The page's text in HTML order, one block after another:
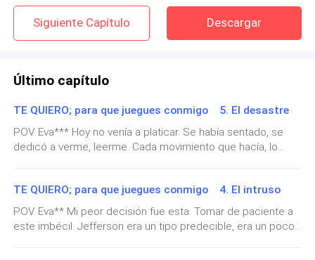
— Estoy demasiado nerviosa, nunca pensé que
estaríamos aquí —la brisa era fría. Y la voz cálida de
Naomi lo contrarestraba.
— Hagamos nuestro trabajo bien, somos
estará bien, Nam —respondí con franqueza.
Naomi James era una vieja compañera de universidad.
era tan buen como me veía. Aunque aún asi le tenía
algunos secretos.
Siguiente Capítulo Descargar
Último capítulo
TE QUIERO; para que juegues conmigo 5. El desastre
POV Eva*** Hoy no venía a platicar. Se había sentado, se
dedicó a verme, leerme. Cada movimiento que hacía, lo
pregunté en medio de un largo silencio — Pruebame Lo
observé directo a los ojos. No estaba aquí para jugar,
aunque mis sueños me hayan traicionado. Tengo que
confirmar el diagnóstico que se le ha otorgado. — ¿Alguna
TE QUIERO; para que juegues conmigo 4. El intruso
POV Eva** Mi peor decisión fue esta. Tomar de paciente a
este imbécil. Jefferson era un tipo predecible, era un poco